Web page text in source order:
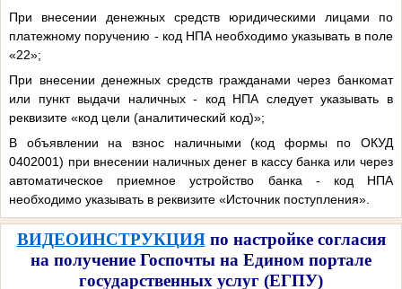
При внесении денежных средств юридическими лицами по
платежному поручению - код НПА необходимо указывать в поле
«22»;
При внесении денежных средств гражданами через банкомат
или пункт выдачи наличных - код НПА следует указывать в
реквизите «код цели (аналитический код)»;
В объявлении на взнос наличными (код формы по ОКУД
0402001) при внесении наличных денег в кассу банка или через
автоматическое приемное устройство банка - код НПА
необходимо указывать в реквизите «Источник поступления».
ВИДЕОИНСТРУКЦИЯпо настройке согласия
на получение Госпочты на Едином портале
государственных услуг (ЕГПУ)